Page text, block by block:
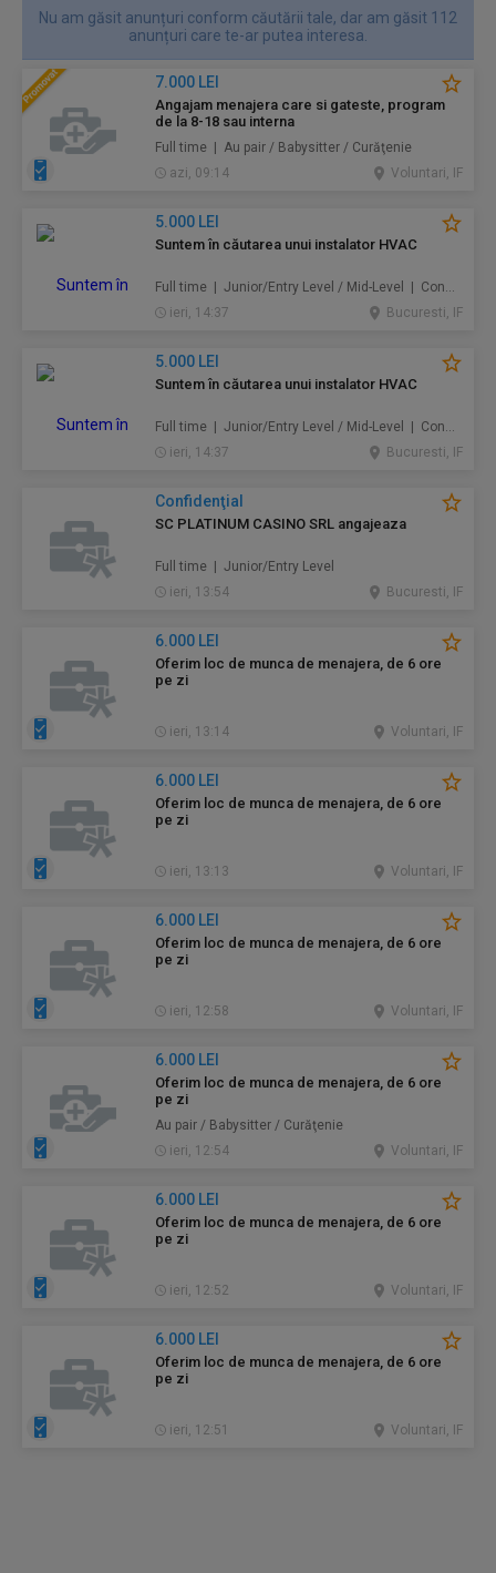
Nu am găsit anunțuri conform căutării tale, dar am găsit 112
anunțuri care te-ar putea interesa.
7.000 LEI
Angajam menajera care si gateste, program
de la 8-18 sau interna
Full time | Au pair / Babysitter / Curăţenie
azi, 09:14
Voluntari, IF
5.000 LEI
Suntem în căutarea unui instalator HVAC
Full time | Junior/Entry Level / Mid-Level | Construcţii / Amenajări
ieri, 14:37
Bucuresti, IF
5.000 LEI
Suntem în căutarea unui instalator HVAC
Full time | Junior/Entry Level / Mid-Level | Construcţii / Amenajări
ieri, 14:37
Bucuresti, IF
Confidenţial
SC PLATINUM CASINO SRL angajeaza
Full time | Junior/Entry Level
ieri, 13:54
Bucuresti, IF
6.000 LEI
Oferim loc de munca de menajera, de 6 ore
pe zi
ieri, 13:14 Voluntari, IF
6.000 LEI
Oferim loc de munca de menajera, de 6 ore
pe zi
ieri, 13:13 Voluntari, IF
6.000 LEI
Oferim loc de munca de menajera, de 6 ore
pe zi
ieri, 12:58 Voluntari, IF
6.000 LEI
Oferim loc de munca de menajera, de 6 ore
pe zi
Au pair / Babysitter / Curăţenie
ieri, 12:54
Voluntari, IF
6.000 LEI
Oferim loc de munca de menajera, de 6 ore
pe zi
ieri, 12:52 Voluntari, IF
6.000 LEI
Oferim loc de munca de menajera, de 6 ore
pe zi
ieri, 12:51 Voluntari, IF